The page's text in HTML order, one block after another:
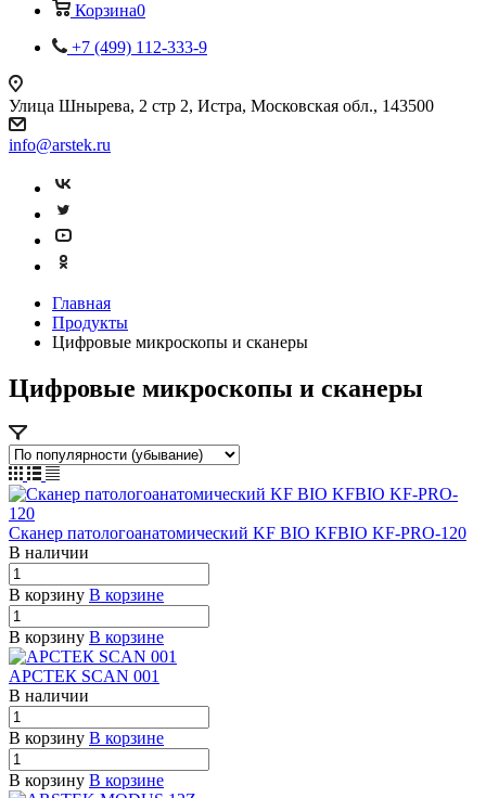
Корзина0
+7 (499) 112-333-9
Улица Шнырева, 2 стр 2, Истра, Московская обл., 143500
info@arstek.ru
Главная
Продукты
Цифровые микроскопы и сканеры
Цифровые микроскопы и сканеры
Сканер патологоанатомический KF BIO KFBIO KF-PRO-120
В наличии
В корзину В корзине
В корзину В корзине
АРСТЕК SCAN 001
В наличии
В корзину В корзине
В корзину В корзине